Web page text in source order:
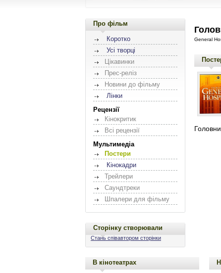
Про фільм
Коротко
Усі творці
Цікавинки
Прес-реліз
Новини до фільму
Лінки
Рецензії
Кінокритик
Всі рецензії
Мультимедіа
Постери
Кінокадри
Трейлери
Саундтреки
Шпалери для фільму
Сторінку створювали
Стань співавтором сторінки
General
В кінотеатрах